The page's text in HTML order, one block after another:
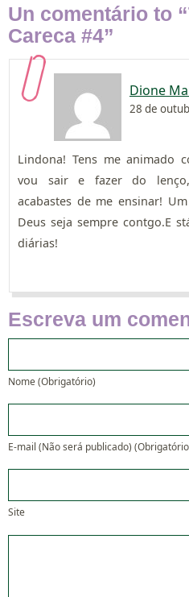
Un comentário to
Careca #4”
Dione
28 de
Lindona! Tens me animado
vou sair e fazer do
acabastes de me ensinar!
Deus seja sempre contgo.E
diárias!
Escreva um
Nome (Obrigatório)
E-mail (Não será publicado)
Site